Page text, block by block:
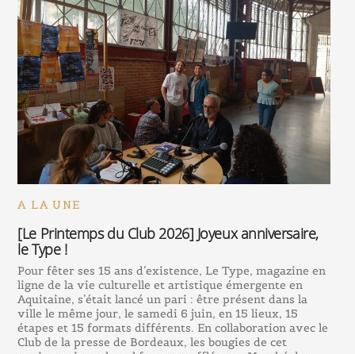
A LA UNE
[Le Printemps du Club 2026] Joyeux anniversaire,
le Type !
Pour fêter ses 15 ans d’existence, Le Type, magazine en
ligne de la vie culturelle et artistique émergente en
Aquitaine, s’était lancé un pari : être présent dans la
ville le même jour, le samedi 6 juin, en 15 lieux, 15
étapes et 15 formats différents. En collaboration avec le
Club de la presse de Bordeaux, les bougies de cet